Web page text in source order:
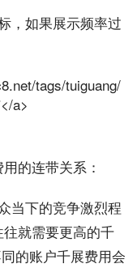
，如果展示频率过
的连带关系：
当下的竞争激烈程
就需要更高的千
的账户千展费用会